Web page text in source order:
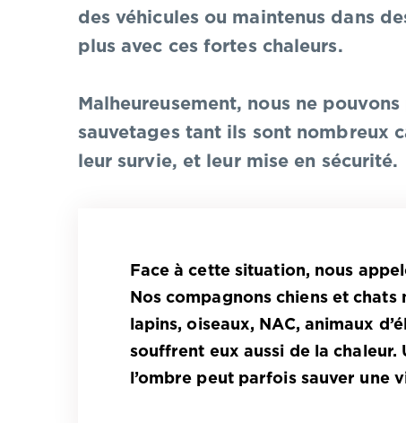
des véhicules ou maintenus dans
plus avec ces fortes chaleurs.
Malheureusement, nous ne
sauvetages tant ils sont nombreux
leur survie, et leur mise en sécurité.
Face à cette situation, nous
Nos compagnons chiens et chats
lapins, oiseaux, NAC, animaux
souffrent eux aussi de la chaleur.
l’ombre peut parfois sauver une